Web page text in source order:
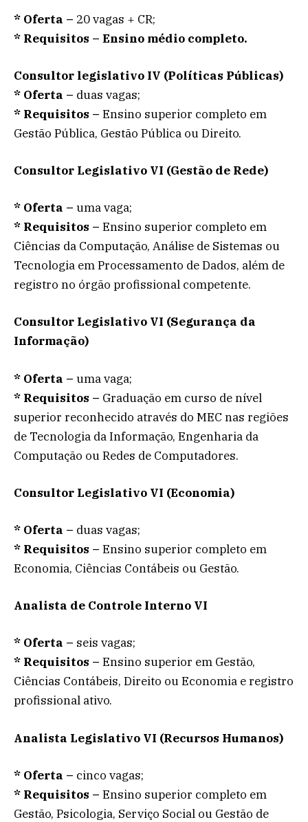
* Oferta – 20 vagas + CR;
* Requisitos – Ensino médio completo.
Consultor legislativo IV (Políticas Públicas)
* Oferta – duas vagas;
* Requisitos – Ensino superior completo em
Gestão Pública, Gestão Pública ou Direito.
Consultor Legislativo VI (Gestão de Rede)
* Oferta – uma vaga;
* Requisitos – Ensino superior completo em
Ciências da Computação, Análise de Sistemas ou
Tecnologia em Processamento de Dados, além de
registro no órgão profissional competente.
Consultor Legislativo VI (Segurança da
Informação)
* Oferta – uma vaga;
* Requisitos – Graduação em curso de nível
superior reconhecido através do MEC nas regiões
de Tecnologia da Informação, Engenharia da
Computação ou Redes de Computadores.
Consultor Legislativo VI (Economia)
* Oferta – duas vagas;
* Requisitos – Ensino superior completo em
Economia, Ciências Contábeis ou Gestão.
Analista de Controle Interno VI
* Oferta – seis vagas;
* Requisitos – Ensino superior em Gestão,
Ciências Contábeis, Direito ou Economia e registro
profissional ativo.
Analista Legislativo VI (Recursos Humanos)
* Oferta – cinco vagas;
* Requisitos – Ensino superior completo em
Gestão, Psicologia, Serviço Social ou Gestão de